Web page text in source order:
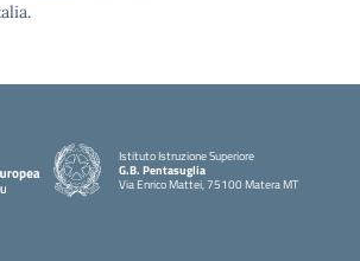
Istituto Istruzione Superiore
G.B. Pentasuglia
Via Enrico Mattei, 75100 Matera MT